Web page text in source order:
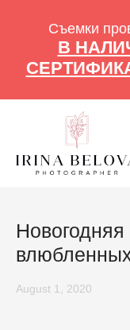
Съемки
В
August 1, 2020